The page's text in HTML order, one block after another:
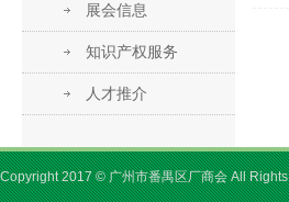
展会信息
知识产权服务
人才推介
Copyright 2017 © 广州市番禺区厂商会 All